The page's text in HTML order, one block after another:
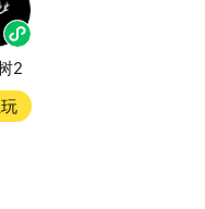
玩
都能直接畅玩微信小
第二步：一键登录，
2